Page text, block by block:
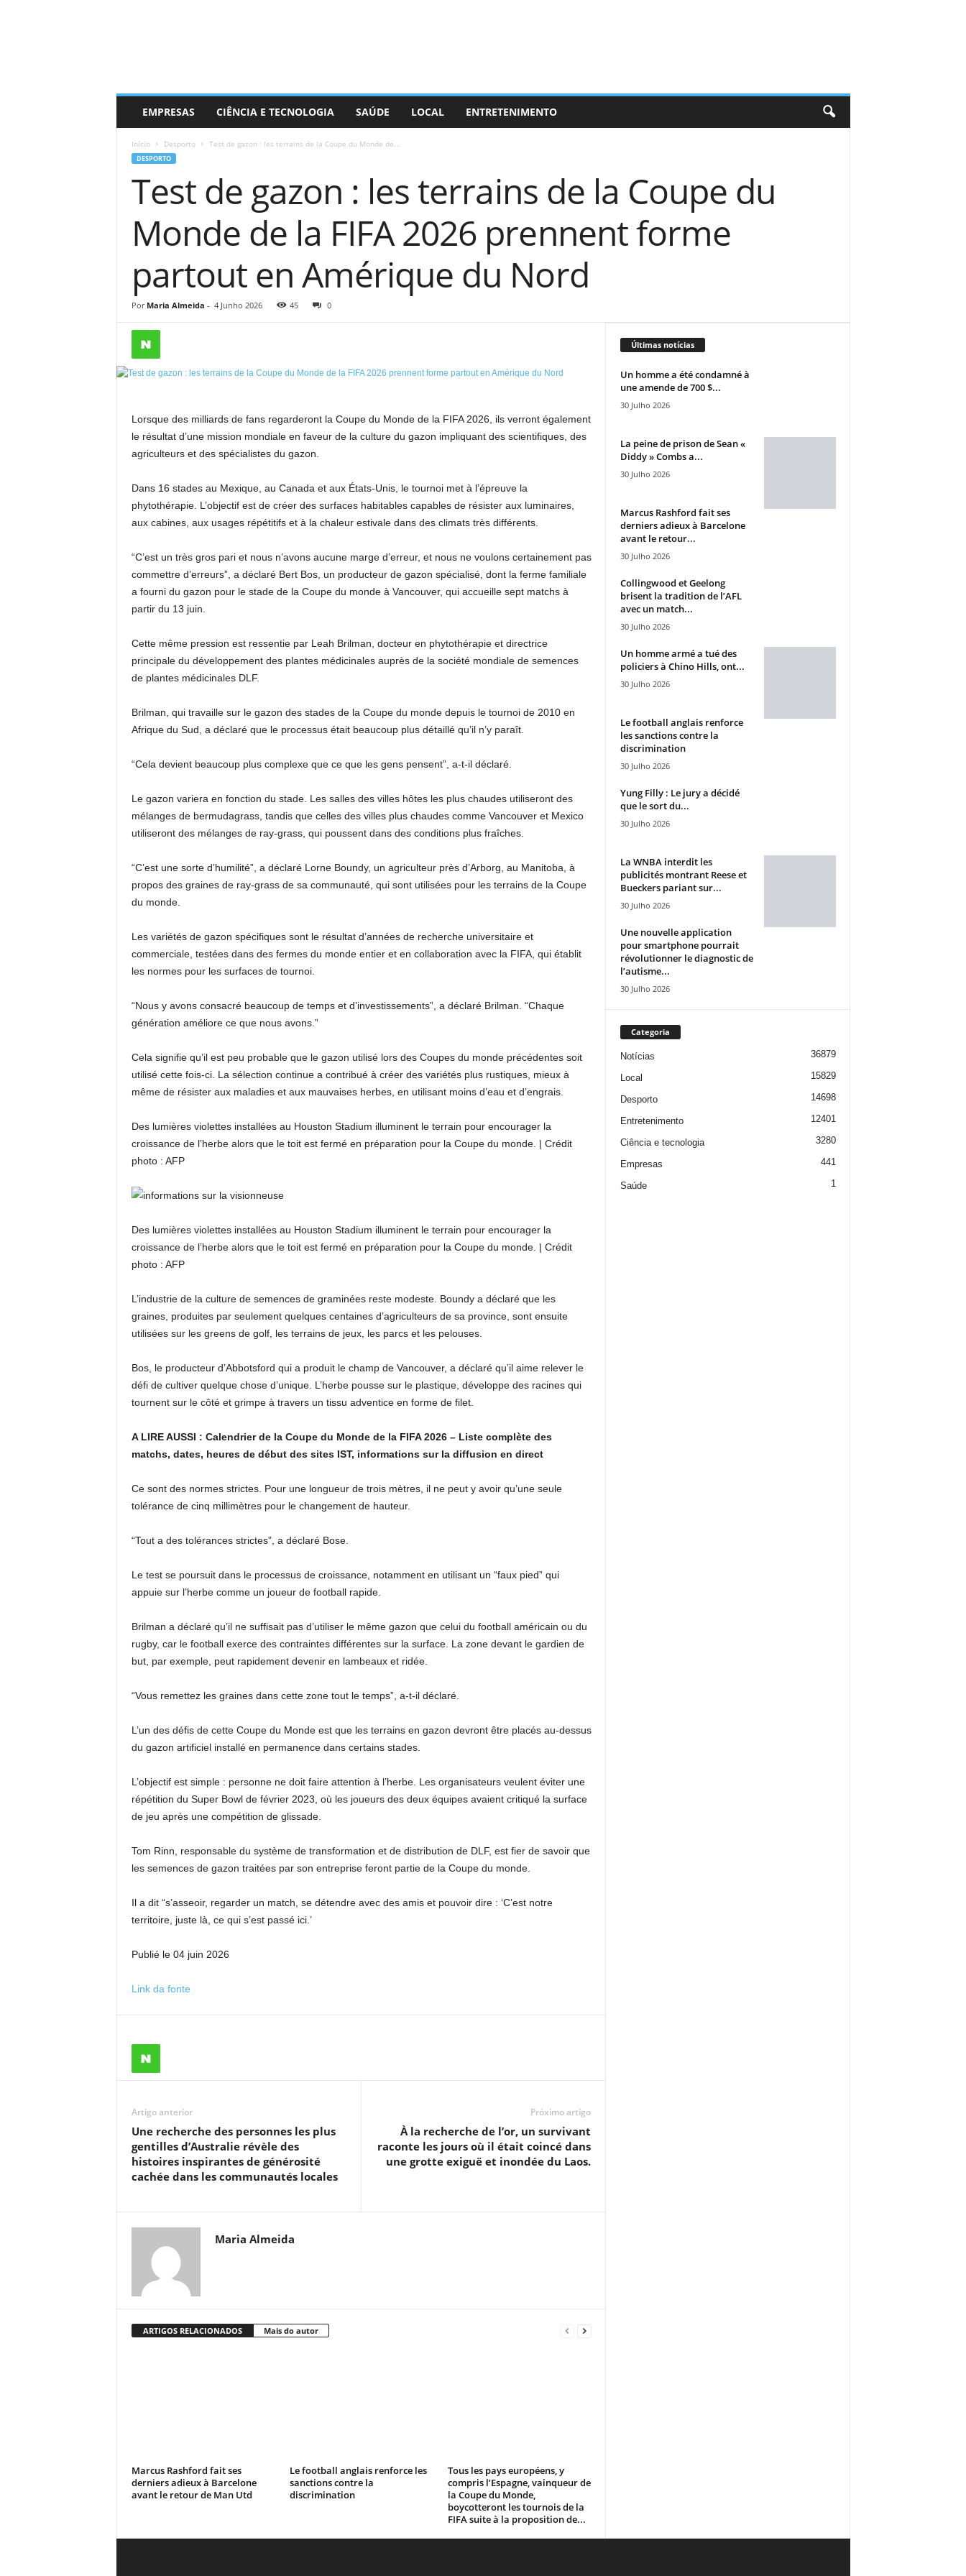
EMPRESAS CIÊNCIA E TECNOLOGIA SAÚDE LOCAL ENTRETENIMENTO
Início Desporto Test de gazon : les terrains de la Coupe du Monde de...
DESPORTO
Test de gazon : les terrains de la Coupe du
Monde de la FIFA 2026 prennent forme
partout en Amérique du Nord
Por Maria Almeida - 4 Junho 2026 45 0
Lorsque des milliards de fans regarderont la Coupe du Monde de la FIFA 2026, ils verront également
le résultat d’une mission mondiale en faveur de la culture du gazon impliquant des scientifiques, des
agriculteurs et des spécialistes du gazon.
Dans 16 stades au Mexique, au Canada et aux États-Unis, le tournoi met à l’épreuve la
phytothérapie. L’objectif est de créer des surfaces habitables capables de résister aux luminaires,
aux cabines, aux usages répétitifs et à la chaleur estivale dans des climats très différents.
“C’est un très gros pari et nous n’avons aucune marge d’erreur, et nous ne voulons certainement pas
commettre d’erreurs”, a déclaré Bert Bos, un producteur de gazon spécialisé, dont la ferme familiale
a fourni du gazon pour le stade de la Coupe du monde à Vancouver, qui accueille sept matchs à
partir du 13 juin.
Cette même pression est ressentie par Leah Brilman, docteur en phytothérapie et directrice
principale du développement des plantes médicinales auprès de la société mondiale de semences
de plantes médicinales DLF.
Brilman, qui travaille sur le gazon des stades de la Coupe du monde depuis le tournoi de 2010 en
Afrique du Sud, a déclaré que le processus était beaucoup plus détaillé qu’il n’y paraît.
“Cela devient beaucoup plus complexe que ce que les gens pensent”, a-t-il déclaré.
Le gazon variera en fonction du stade. Les salles des villes hôtes les plus chaudes utiliseront des
mélanges de bermudagrass, tandis que celles des villes plus chaudes comme Vancouver et Mexico
utiliseront des mélanges de ray-grass, qui poussent dans des conditions plus fraîches.
“C’est une sorte d’humilité”, a déclaré Lorne Boundy, un agriculteur près d’Arborg, au Manitoba, à
propos des graines de ray-grass de sa communauté, qui sont utilisées pour les terrains de la Coupe
du monde.
Les variétés de gazon spécifiques sont le résultat d’années de recherche universitaire et
commerciale, testées dans des fermes du monde entier et en collaboration avec la FIFA, qui établit
les normes pour les surfaces de tournoi.
“Nous y avons consacré beaucoup de temps et d’investissements”, a déclaré Brilman. “Chaque
génération améliore ce que nous avons.”
Cela signifie qu’il est peu probable que le gazon utilisé lors des Coupes du monde précédentes soit
utilisé cette fois-ci. La sélection continue a contribué à créer des variétés plus rustiques, mieux à
même de résister aux maladies et aux mauvaises herbes, en utilisant moins d’eau et d’engrais.
Des lumières violettes installées au Houston Stadium illuminent le terrain pour encourager la
croissance de l’herbe alors que le toit est fermé en préparation pour la Coupe du monde. | Crédit
photo : AFP
Des lumières violettes installées au Houston Stadium illuminent le terrain pour encourager la
croissance de l’herbe alors que le toit est fermé en préparation pour la Coupe du monde. | Crédit
photo : AFP
L’industrie de la culture de semences de graminées reste modeste. Boundy a déclaré que les
graines, produites par seulement quelques centaines d’agriculteurs de sa province, sont ensuite
utilisées sur les greens de golf, les terrains de jeux, les parcs et les pelouses.
Bos, le producteur d’Abbotsford qui a produit le champ de Vancouver, a déclaré qu’il aime relever le
défi de cultiver quelque chose d’unique. L’herbe pousse sur le plastique, développe des racines qui
tournent sur le côté et grimpe à travers un tissu adventice en forme de filet.
A LIRE AUSSI : Calendrier de la Coupe du Monde de la FIFA 2026 – Liste complète des
matchs, dates, heures de début des sites IST, informations sur la diffusion en direct
Ce sont des normes strictes. Pour une longueur de trois mètres, il ne peut y avoir qu’une seule
tolérance de cinq millimètres pour le changement de hauteur.
“Tout a des tolérances strictes”, a déclaré Bose.
Le test se poursuit dans le processus de croissance, notamment en utilisant un “faux pied” qui
appuie sur l’herbe comme un joueur de football rapide.
Brilman a déclaré qu’il ne suffisait pas d’utiliser le même gazon que celui du football américain ou du
rugby, car le football exerce des contraintes différentes sur la surface. La zone devant le gardien de
but, par exemple, peut rapidement devenir en lambeaux et ridée.
“Vous remettez les graines dans cette zone tout le temps”, a-t-il déclaré.
L’un des défis de cette Coupe du Monde est que les terrains en gazon devront être placés au-dessus
du gazon artificiel installé en permanence dans certains stades.
L’objectif est simple : personne ne doit faire attention à l’herbe. Les organisateurs veulent éviter une
répétition du Super Bowl de février 2023, où les joueurs des deux équipes avaient critiqué la surface
de jeu après une compétition de glissade.
Tom Rinn, responsable du système de transformation et de distribution de DLF, est fier de savoir que
les semences de gazon traitées par son entreprise feront partie de la Coupe du monde.
Il a dit “s’asseoir, regarder un match, se détendre avec des amis et pouvoir dire : ‘C’est notre
territoire, juste là, ce qui s’est passé ici.’
Publié le 04 juin 2026
Link da fonte
Artigo anterior
Une recherche des personnes les plus
gentilles d’Australie révèle des
histoires inspirantes de générosité
cachée dans les communautés locales
Próximo artigo
À la recherche de l’or, un survivant
raconte les jours où il était coincé dans
une grotte exiguë et inondée du Laos.
Maria Almeida
ARTIGOS RELACIONADOS Mais do autor
Marcus Rashford fait ses
derniers adieux à Barcelone
avant le retour de Man Utd
Le football anglais renforce les
sanctions contre la
discrimination
Tous les pays européens, y
compris l’Espagne, vainqueur de
la Coupe du Monde,
boycotteront les tournois de la
FIFA suite à la proposition de...
Últimas notícias
Un homme a été condamné à
une amende de 700 $...
30 Julho 2026
La peine de prison de Sean «
Diddy » Combs a...
30 Julho 2026
Marcus Rashford fait ses
derniers adieux à Barcelone
avant le retour...
30 Julho 2026
Collingwood et Geelong
brisent la tradition de l’AFL
avec un match...
30 Julho 2026
Un homme armé a tué des
policiers à Chino Hills, ont...
30 Julho 2026
Le football anglais renforce
les sanctions contre la
discrimination
30 Julho 2026
Yung Filly : Le jury a décidé
que le sort du...
30 Julho 2026
La WNBA interdit les
publicités montrant Reese et
Bueckers pariant sur...
30 Julho 2026
Une nouvelle application
pour smartphone pourrait
révolutionner le diagnostic de
l’autisme...
30 Julho 2026
Categoria
Notícias 36879
Local 15829
Desporto 14698
Entretenimento 12401
Ciência e tecnologia 3280
Empresas 441
Saúde 1